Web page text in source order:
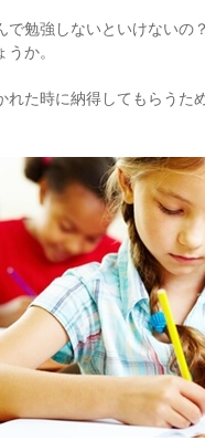
で勉強しないといけないの
か。
れた時に納得してもらうた